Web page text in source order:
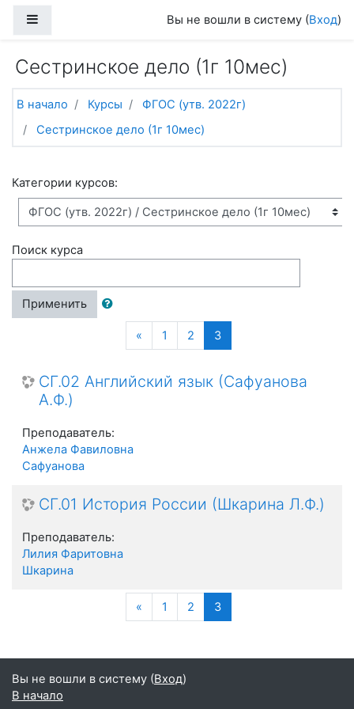
Вы не вошли в систему (Вход)
Сестринское дело (1г 10мес)
В начало Курсы
ФГОС (утв. 2022г)
Сестринское дело (1г 10мес)
Категории курсов:
Поиск курса
Применить
«Назад
1 2 3(текущая)
СГ.02 Английский язык (Сафуанова
А.Ф.)
Преподаватель:
Анжела Фавиловна
Сафуанова
СГ.01 История России (Шкарина Л.Ф.)
Преподаватель:
Лилия Фаритовна
Шкарина
«Назад
1 2 3(текущая)
Вы не вошли в систему (Вход)
В начало